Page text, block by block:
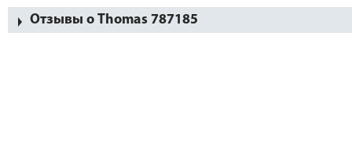
Отзывы о Thomas 787185